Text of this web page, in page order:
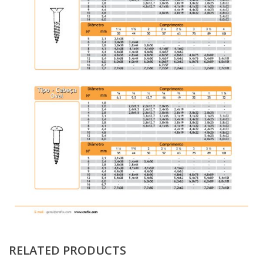
RELATED PRODUCTS